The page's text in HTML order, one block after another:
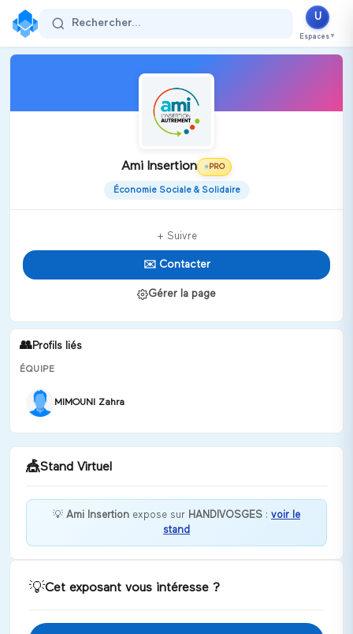
Rechercher...
U
Espaces ▼
Ami Insertion ⭐PRO
Économie Sociale & Solidaire
+ Suivre
✉️ Contacter
Gérer la page
👥Profils liés
ÉQUIPE
MIMOUNI Zahra
🎪Stand Virtuel
💡 Ami Insertion expose sur HANDIVOSGES : voir le
stand
💡Cet exposant vous intéresse ?